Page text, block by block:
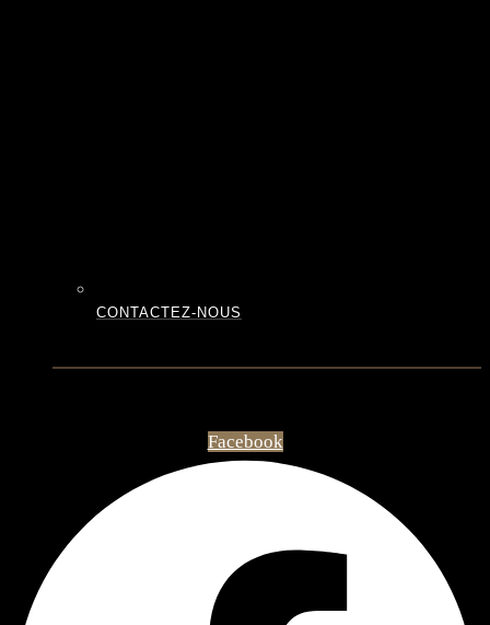
CONTACTEZ-NOUS
Facebook